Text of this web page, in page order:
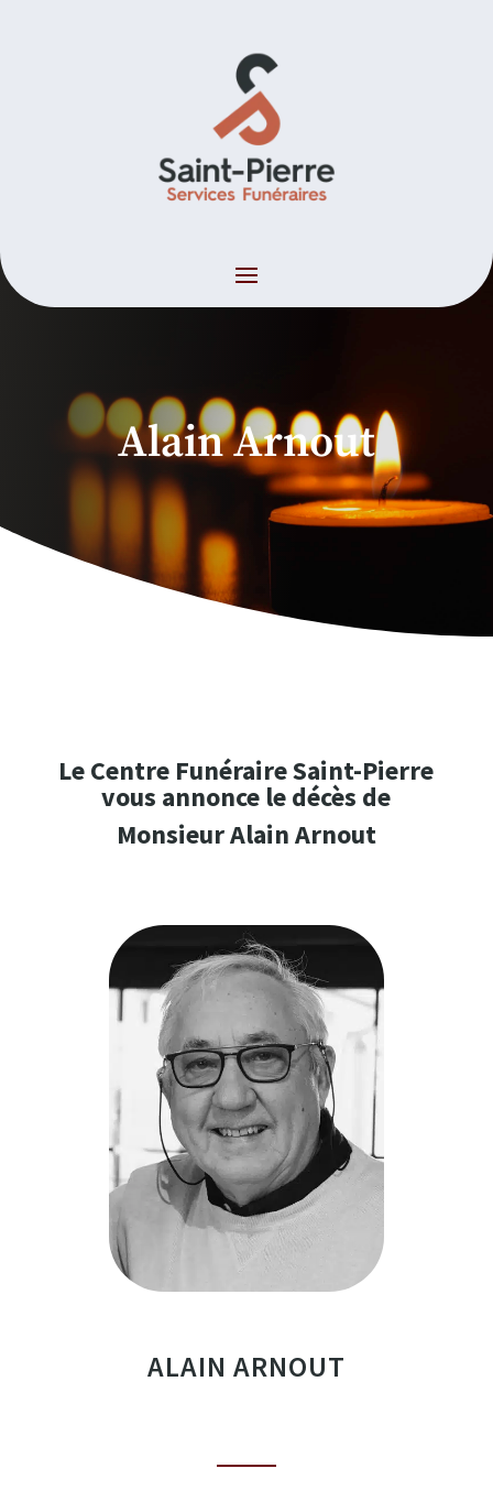
Alain Arnout
Le Centre Funéraire Saint-Pierre
vous annonce le décès de
Monsieur Alain Arnout
ALAIN ARNOUT